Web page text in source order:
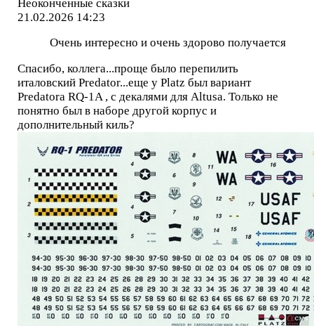
Неоконченные сказки
21.02.2026 14:23
Очень интересно и очень здорово получается
Спасибо, коллега...проще было перепилить
италовский Predator...еще у Platz был вариант
Predatorа RQ-1A , с декалями для Altusа. Только не
понятно был в наборе другой корпус и
дополнительный киль?